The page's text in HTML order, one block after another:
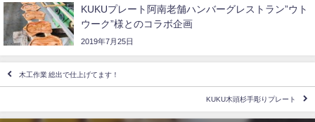
KUKUプレート阿南老舗ハンバーグレストラン”ウト
ウーク”様とのコラボ企画
2019年7月25日
木工作業 総出で仕上げてます！
KUKU木頭杉手彫りプレート